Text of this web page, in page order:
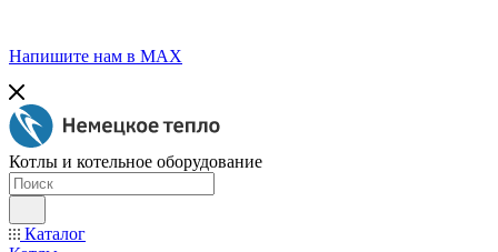
Напишите нам в МАХ
Котлы и котельное оборудование
Каталог